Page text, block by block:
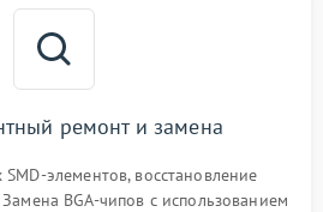
ремонт и замена
элементов, восстановление
BGA-чипов с использованием